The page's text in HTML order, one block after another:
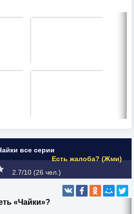
все серии
Есть жалоба? (Жми)
2.7/10 (26 чел.)
«Чайки»?